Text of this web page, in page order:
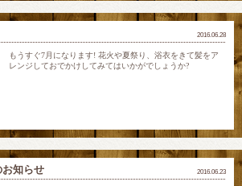
2016.06.28
もうすぐ7月になります! 花火や夏祭り、浴衣をきて髪をア
レンジしておでかけしてみてはいかがでしょうか?
2016.06.23
お知らせ